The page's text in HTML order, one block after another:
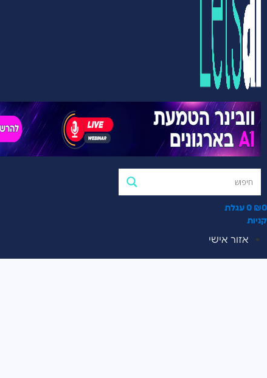
₪0
0 עגלת
קניות
אזור אישי